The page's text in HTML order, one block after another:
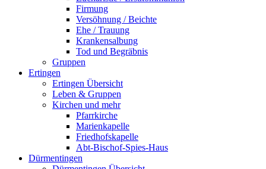
Firmung
Versöhnung / Beichte
Ehe / Trauung
Krankensalbung
Tod und Begräbnis
Gruppen
Ertingen
Ertingen Übersicht
Leben & Gruppen
Kirchen und mehr
Pfarrkirche
Marienkapelle
Friedhofskapelle
Abt-Bischof-Spies-Haus
Dürmentingen